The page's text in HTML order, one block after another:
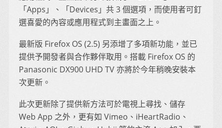
「Apps」、「Devices」共 3 個選項，而使用者可釘
選喜愛的內容或應用程式到主畫面之上。
最新版 Firefox OS (2.5) 另添增了多項新功能，並已
提供予開發者與合作夥伴取用。搭載 Firefox OS 的
Panasonic DX900 UHD TV 亦將於今年稍晚安裝本
次更新。
此次更新除了提供新方法可於電視上尋找、儲存
Web App 之外，更有如 Vimeo、iHeartRadio、